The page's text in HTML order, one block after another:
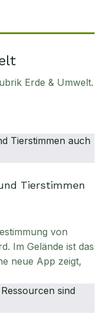
Erde & Umwelt.
Tierstimmen
von
Im Gelände ist das
neue App zeigt,